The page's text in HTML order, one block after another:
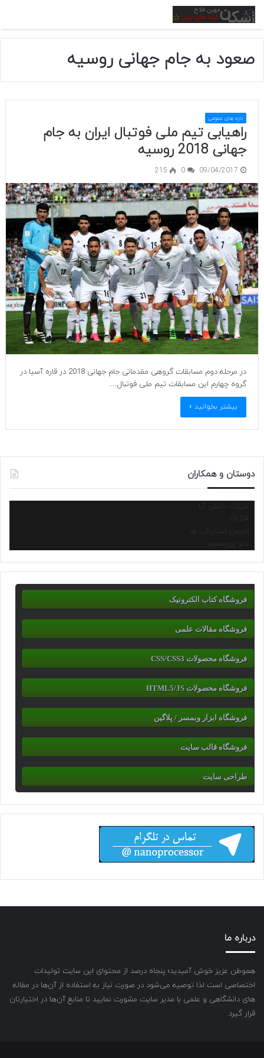
منو
صعود به جام جهانی روسیه
تازه های عمومی
راهیابی تیم ملی فوتبال ایران به جام
جهانی 2018 روسیه
09/04/2017
0
215
در مرحله دوم مسابقات گروهی مقدماتی جام جهانی 2018 در قاره آسیا در
گروه چهارم این مسابقات تیم ملی فوتبال…
بیشتر بخوانید »
دوستان و همکاران
شرکت دانش آرا
انجمن استارتاپ ها
نانو پروسسور
فروشگاه کتاب الکترونیک
فروشگاه مقالات علمی
فروشگاه محصولات CSS/CSS3
فروشگاه محصولات HTML5/JS
فروشگاه ابزار وبمسر / پلاگین
فروشگاه قالب سایت
طراحی سایت
درباره ما
هموطن عزیز خوش آمیدید؛ پنجاه درصد از محتوای این سایت تولیدات
اختصاصی است لذا توصیه می‌شود در صورت نیاز به استفاده از آن‌ها در مقاله
های دانشگاهی و علمی با مدیر سایت مشورت نمایید تا منابع آن‌ها در اختیارتان
قرار گیرد.